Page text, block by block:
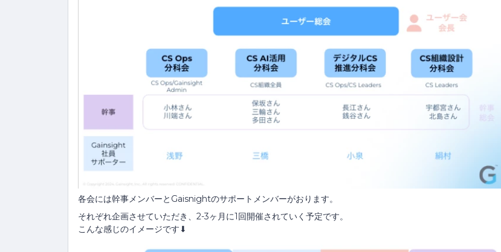
各会には幹事メンバーとGaisnightのサポートメンバーがおります。
それぞれ企画させていただき、2-3ヶ月に1回開催されていく予定です。
こんな感じのイメージです⬇︎